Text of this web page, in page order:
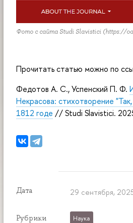
Фото с сайта Studi Slavistici (https://
Прочитать статью можно по
Федотов А. С., Успенский П. Ф.
Некрасова: стихотворение
1812 годе // Studi Slavistici.
Дата 29 сентября,
Рубрики Наука